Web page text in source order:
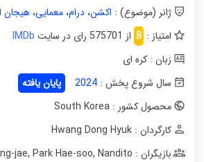
ژانر (موضوع) : اکشن،درام،معمایی،هیجان
امتیاز : 8 از 575701 رای در سایت
IMDb
زبان : کره ای
سال شروع پخش :2024
پایان یافته
محصول کشور : South Korea
کارگردان : Hwang Dong Hyuk
بازیگران : Lee Jung-jae
, Park Hae-soo, Nandito